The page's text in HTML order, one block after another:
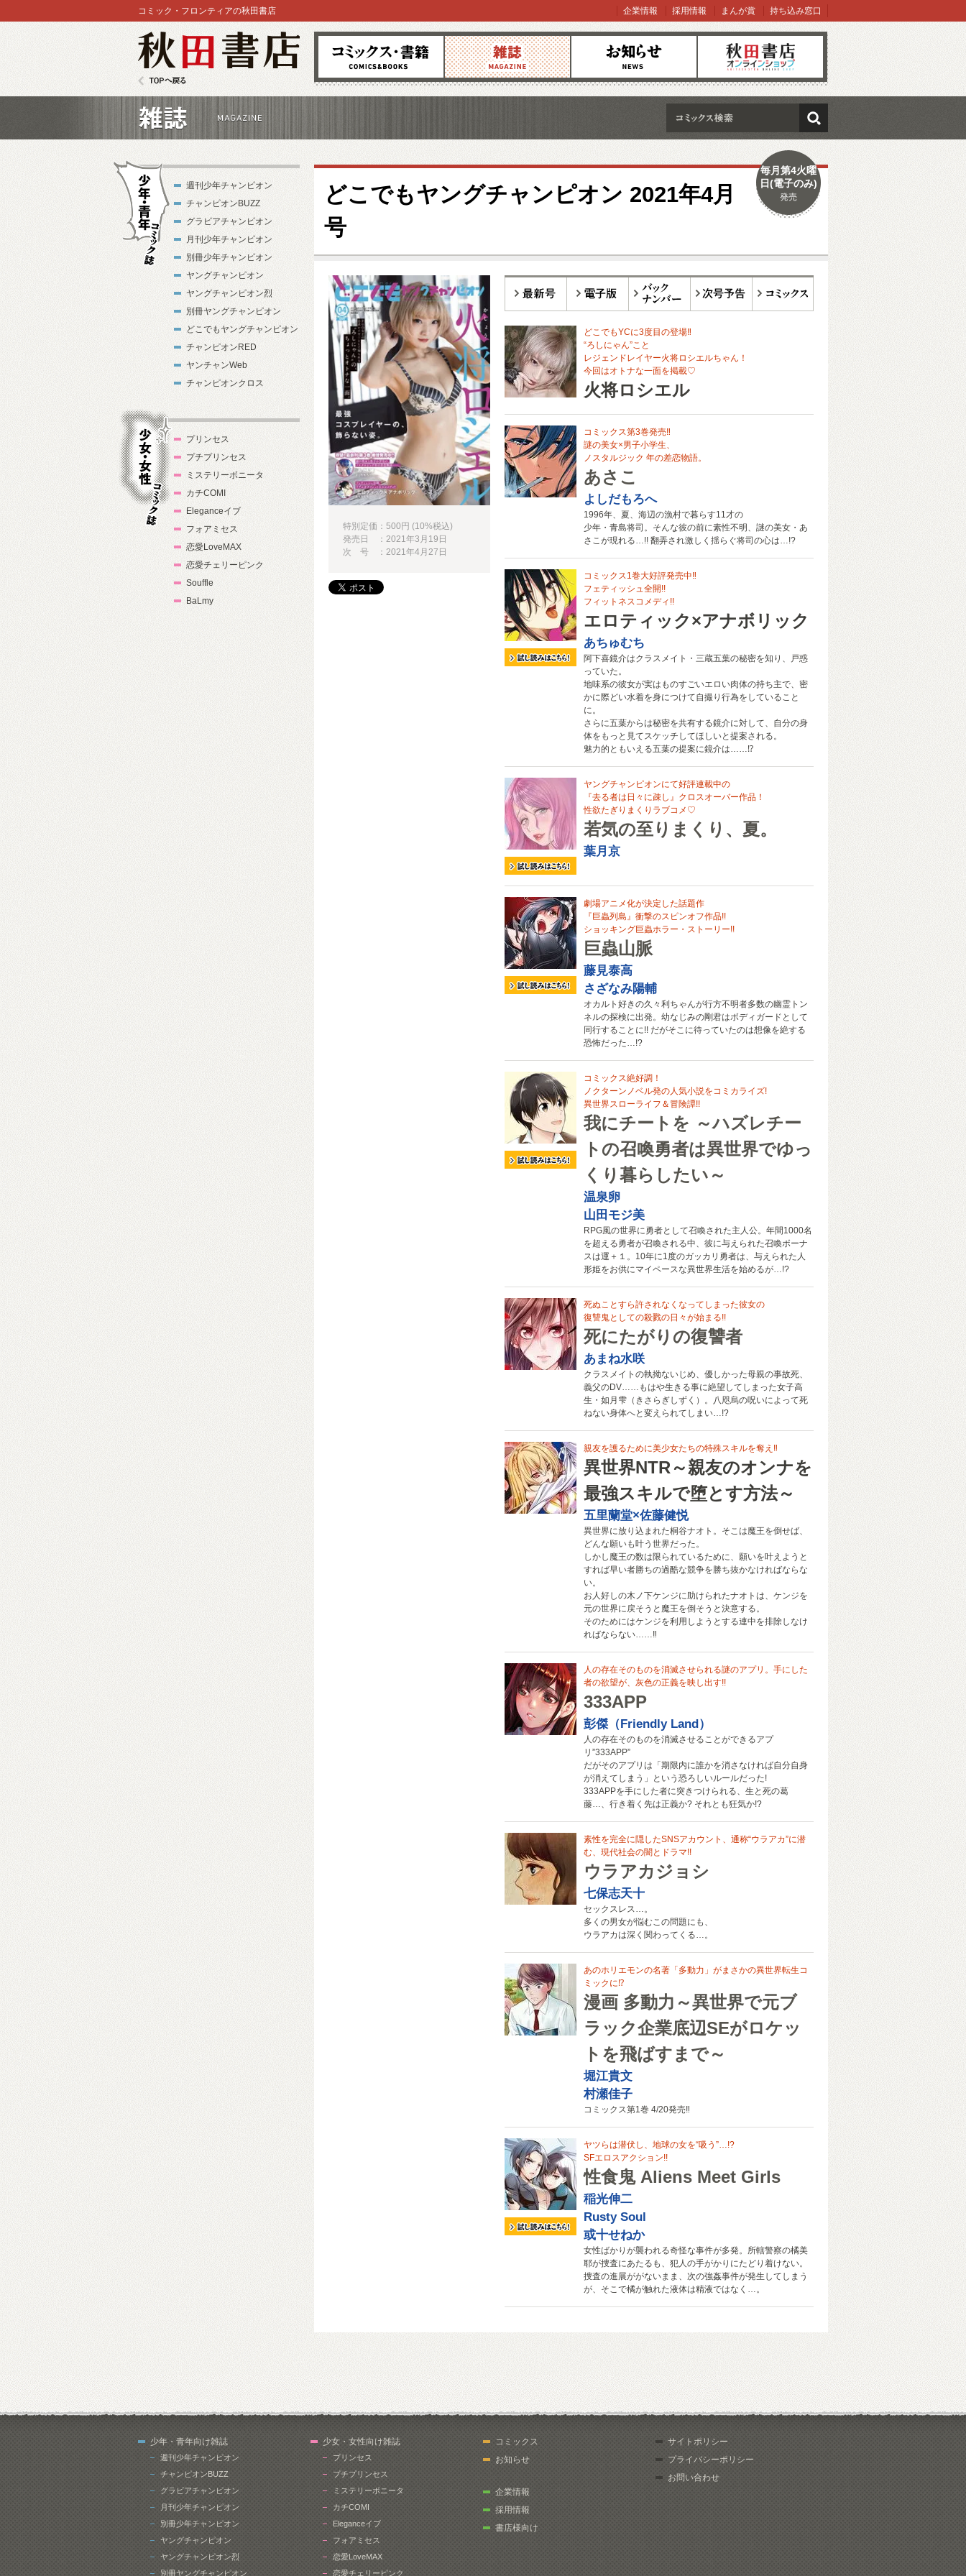
コミックス 雑誌 お知らせ オンラインショップ
コミック・フロンティアの秋田書店 企業情報 採用情報 まんが賞 持ち込み窓口
検索
どこでもヤングチャンピオン 2021年4月
号
毎月第4火曜
日(電子のみ)
発売
どこでもYCに3度目の登場‼
“ろしにゃん”こと
レジェンドレイヤー火将ロシエルちゃん！
今回はオトナな一面を掲載♡
火将ロシエル
コミックス第3巻発売‼
謎の美女×男子小学生、
ノスタルジック 年の差恋物語。
あさこ
よしだもろへ
1996年、夏、海辺の漁村で暮らす11才の
少年・青島将司。そんな彼の前に素性不明、謎の美女・あ
さこが現れる…!! 翻弄され激しく揺らぐ将司の心は…!?
コミックス1巻大好評発売中‼
フェティッシュ全開!!
フィットネスコメディ!!
エロティック×アナボリック
あちゅむち
阿下喜鏡介はクラスメイト・三蔵五葉の秘密を知り、戸惑
っていた。
地味系の彼女が実はものすごいエロい肉体の持ち主で、密
かに際どい水着を身につけて自撮り行為をしていること
に。
さらに五葉からは秘密を共有する鏡介に対して、自分の身
体をもっと見てスケッチしてほしいと提案される。
魅力的ともいえる五葉の提案に鏡介は……⁉
ヤングチャンピオンにて好評連載中の
『去る者は日々に疎し』クロスオーバー作品！
性欲たぎりまくりラブコメ♡
若気の至りまくり、夏。
葉月京
劇場アニメ化が決定した話題作
『巨蟲列島』衝撃のスピンオフ作品!!
ショッキング巨蟲ホラー・ストーリー!!
巨蟲山脈
藤見泰高
さざなみ陽輔
オカルト好きの久々利ちゃんが行方不明者多数の幽霊トン
ネルの探検に出発。幼なじみの剛君はボディガードとして
同行することに!! だがそこに待っていたのは想像を絶する
恐怖だった…!?
コミックス絶好調！
ノクターンノベル発の人気小説をコミカライズ!
異世界スローライフ＆冒険譚!!
我にチートを ～ハズレチー
トの召喚勇者は異世界でゆっ
くり暮らしたい～
温泉卵
山田モジ美
RPG風の世界に勇者として召喚された主人公。年間1000名
を超える勇者が召喚される中、彼に与えられた召喚ボーナ
スは運＋１。10年に1度のガッカリ勇者は、与えられた人
形姫をお供にマイペースな異世界生活を始めるが…!?
死ぬことすら許されなくなってしまった彼女の
復讐鬼としての殺戮の日々が始まる!!
死にたがりの復讐者
あまね水咲
クラスメイトの執拗ないじめ、優しかった母親の事故死、
義父のDV……もはや生きる事に絶望してしまった女子高
生・如月雫（きさらぎしずく）。八咫烏の呪いによって死
ねない身体へと変えられてしまい…!?
親友を護るために美少女たちの特殊スキルを奪え‼
異世界NTR～親友のオンナを
最強スキルで堕とす方法～
五里蘭堂×佐藤健悦
異世界に放り込まれた桐谷ナオト。そこは魔王を倒せば、
どんな願いも叶う世界だった。
しかし魔王の数は限られているために、願いを叶えようと
すれば早い者勝ちの過酷な競争を勝ち抜かなければならな
い。
お人好しの木ノ下ケンジに助けられたナオトは、ケンジを
元の世界に戻そうと魔王を倒そうと決意する。
そのためにはケンジを利用しようとする連中を排除しなけ
ればならない……‼
人の存在そのものを消滅させられる謎のアプリ。手にした
者の欲望が、灰色の正義を映し出す!!
333APP
彭傑（Friendly Land）
人の存在そのものを消滅させることができるアプ
リ”333APP”
だがそのアプリは「期限内に誰かを消さなければ自分自身
が消えてしまう」という恐ろしいルールだった!
333APPを手にした者に突きつけられる、生と死の葛
藤…、行き着く先は正義か? それとも狂気か!?
素性を完全に隠したSNSアカウント、通称“ウラアカ”に潜
む、現代社会の闇とドラマ!!
ウラアカジョシ
七保志天十
セックスレス…。
多くの男女が悩むこの問題にも、
ウラアカは深く関わってくる…。
あのホリエモンの名著「多動力」がまさかの異世界転生コ
ミックに⁉
漫画 多動力～異世界で元ブ
ラック企業底辺SEがロケッ
トを飛ばすまで～
堀江貴文
村瀬佳子
コミックス第1巻 4/20発売‼
ヤツらは潜伏し、地球の女を“吸う”…!?
SFエロスアクション!!
性食鬼 Aliens Meet Girls
稲光伸二
Rusty Soul
或十せねか
女性ばかりが襲われる奇怪な事件が多発。所轄警察の橘美
耶が捜査にあたるも、犯人の手がかりにたどり着けない。
捜査の進展ががないまま、次の強姦事件が発生してしまう
が、そこで橘が触れた液体は精液ではなく…。
特別定価：500円 (10%税込)
発売日 ：2021年3月19日
次 号 ：2021年4月27日
週刊少年チャンピオン
チャンピオンBUZZ
グラビアチャンピオン
月刊少年チャンピオン
別冊少年チャンピオン
ヤングチャンピオン
ヤングチャンピオン烈
別冊ヤングチャンピオン
どこでもヤングチャンピオン
チャンピオンRED
ヤンチャンWeb
チャンピオンクロス
プリンセス
プチプリンセス
ミステリーボニータ
カチCOMI
Eleganceイブ
フォアミセス
恋愛LoveMAX
恋愛チェリーピンク
Souffle
BaLmy
少年・青年向け雑誌
週刊少年チャンピオン
チャンピオンBUZZ
グラビアチャンピオン
月刊少年チャンピオン
別冊少年チャンピオン
ヤングチャンピオン
ヤングチャンピオン烈
別冊ヤングチャンピオン
少女・女性向け雑誌
プリンセス
プチプリンセス
ミステリーボニータ
カチCOMI
Eleganceイブ
フォアミセス
恋愛LoveMAX
恋愛チェリーピンク
コミックス
お知らせ
企業情報
採用情報
書店様向け
サイトポリシー
プライバシーポリシー
お問い合わせ